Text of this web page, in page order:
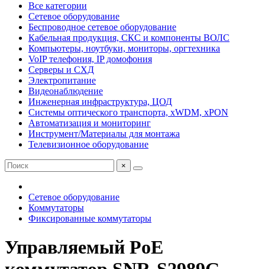
Все категории
Сетевое оборудование
Беспроводное сетевое оборудование
Кабельная продукция, СКС и компоненты ВОЛС
Компьютеры, ноутбуки, мониторы, оргтехника
VoIP телефония, IP домофония
Серверы и СХД
Электропитание
Видеонаблюдение
Инженерная инфраструктура, ЦОД
Системы оптического транспорта, xWDM, xPON
Автоматизация и мониторинг
Инструмент/Материалы для монтажа
Телевизионное оборудование
×
Сетевое оборудование
Коммутаторы
Фиксированные коммутаторы
Управляемый PoE